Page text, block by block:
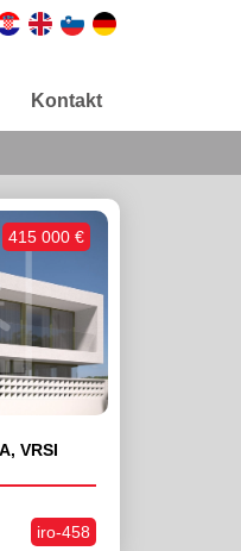
Kontakt
VRSI
iro-458
415 000 €